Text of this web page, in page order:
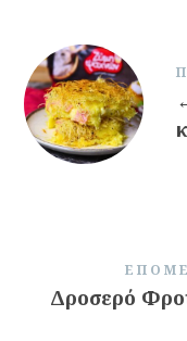
Δροσερό